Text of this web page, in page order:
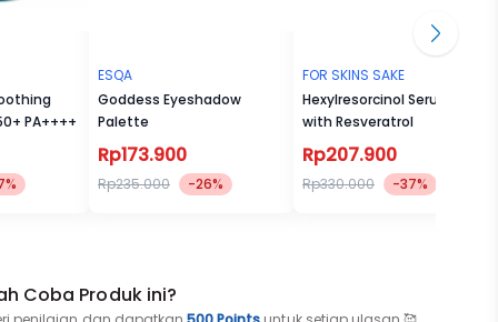
PA++++
ESQA
Goddess Eyeshadow
Palette
Rp173.900
Rp235.000 -26%
FOR SKINS SAKE
Hexylresorcinol Serum 1%
with Resveratrol
Rp207.900
Rp330.000 -37%
Coba Produk ini?